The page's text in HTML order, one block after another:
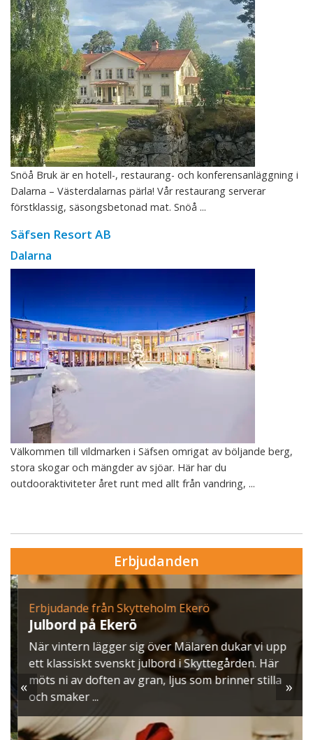
Snöå Bruk är en hotell-, restaurang- och konferensanläggning i
Dalarna – Västerdalarnas pärla! Vår restaurang serverar
förstklassig, säsongsbetonad mat. Snöå ...
Säfsen Resort AB
Dalarna
Välkommen till vildmarken i Säfsen omrigat av böljande berg,
stora skogar och mängder av sjöar. Här har du
outdooraktiviteter året runt med allt från vandring, ...
Erbjudanden
Erbjudande från Skytteholm Ekerö
Julbord på Ekerö
När vintern lägger sig över Mälaren dukar vi upp
ett klassiskt svenskt julbord i Skyttegården. Här
möts ni av doften av gran, ljus som brinner stilla
och smaker ...
« »